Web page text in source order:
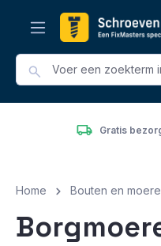
vanaf €50,- (incl. btw)
Home Bouten en